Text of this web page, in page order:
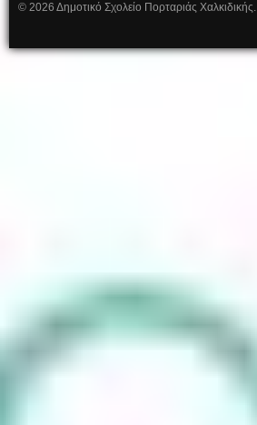
© 2026 Δημοτικό Σχολείο Πορταριάς Χαλκιδικής.